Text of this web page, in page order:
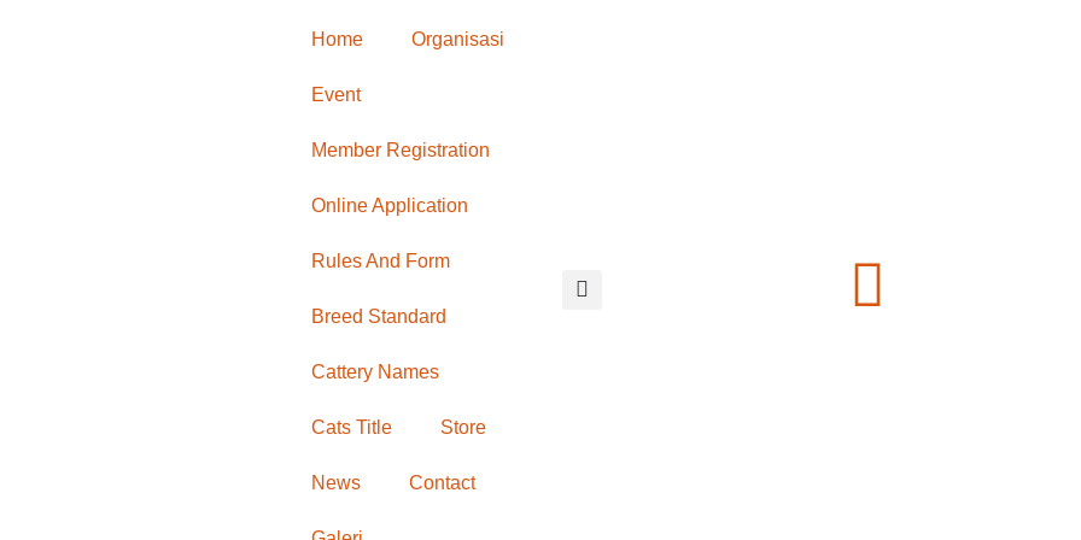
Home Organisasi
Event
Member Registration
Online Application
Rules And Form
Breed Standard
Cattery Names
Cats Title Store
News Contact